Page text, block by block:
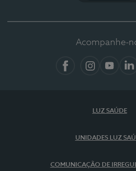
Acompanhe-
LUZ SAÚDE
UNIDADES LUZ
COMUNICAÇÃO DE